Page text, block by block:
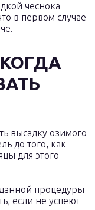
чеснока
в первом случае
высадку озимого
до того, как
для этого –
процедуры
если не успеют